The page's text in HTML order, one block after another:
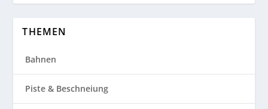
THEMEN
Bahnen
Piste & Beschneiung